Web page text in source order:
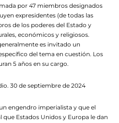
por 47 miembros designados
expresidentes (de todas las
de los poderes del Estado y
económicos y religiosos.
es invitado un
del tema en cuestión. Los
5 años en su cargo.
30 de septiembre de 2024
engendro imperialista y que el
que Estados Unidos y Europa le dan